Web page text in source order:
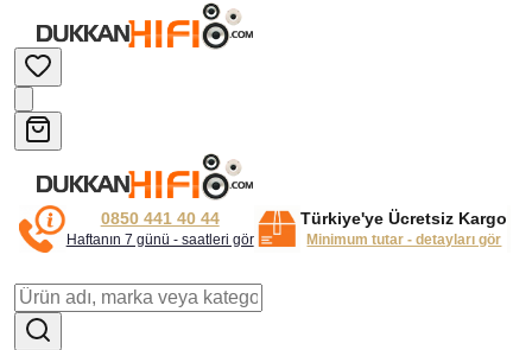
0850 441 40 44
Haftanın 7 günü - saatleri gör
Türkiye'ye Ücretsiz Kargo
Minimum tutar - detayları gör